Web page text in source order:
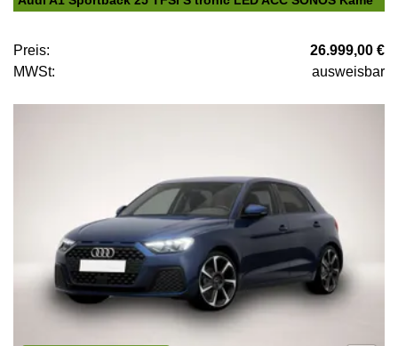
Preis:
26.999,00 €
MWSt:
ausweisbar